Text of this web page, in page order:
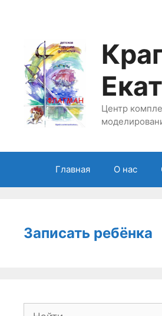
Центр
Главная О нас
Записать ребёнка
Поиск: